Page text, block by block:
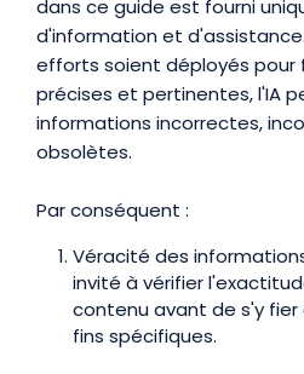
dans ce guide est fourni
d'information et
efforts soient déployés pour
précises et pertinentes, l'IA
informations incorrectes,
obsolètes.
Par conséquent :
Véracité des
invité à vérifier
contenu avant de s'y fier
fins spécifiques.